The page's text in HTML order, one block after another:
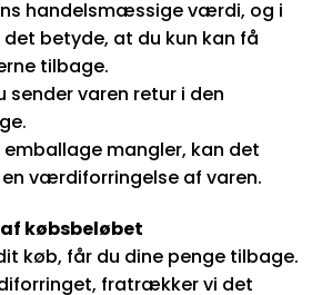
handelsmæssige værdi, og i
betyde, at du kun kan få
tilbage.
sender varen retur i den
emballage mangler, kan det
værdiforringelse af varen.
købsbeløbet
køb, får du dine penge tilbage.
fratrækker vi det